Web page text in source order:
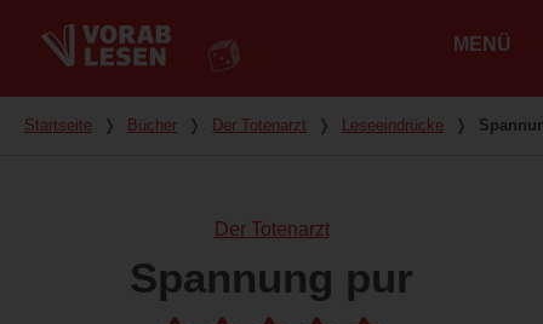
MENÜ
Du bist hier
Startseite ❭ Bücher ❭ Der Totenarzt ❭ Leseeindrücke ❭
Der Totenarzt
Spannung pur